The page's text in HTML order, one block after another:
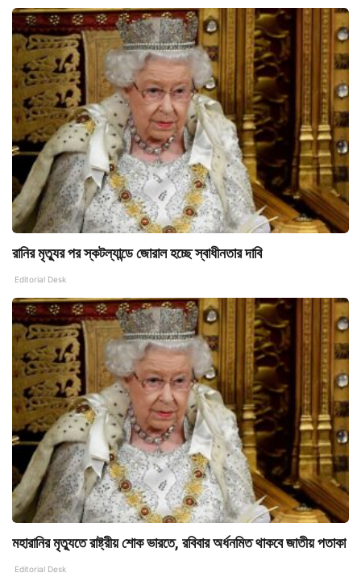
রানির মৃত্যুর পর স্কটল্যান্ডে জোরাল হচ্ছে স্বাধীনতার দাবি
Editorial Desk
মহারানির মৃত্যুতে রাষ্ট্রীয় শোক ভারতে, রবিবার অর্ধনমিত থাকবে জাতীয় পতাকা
Editorial Desk